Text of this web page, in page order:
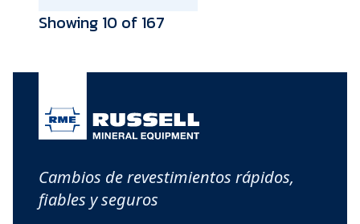
Showing 10 of 167
Cambios de revestimientos rápidos,
fiables y seguros